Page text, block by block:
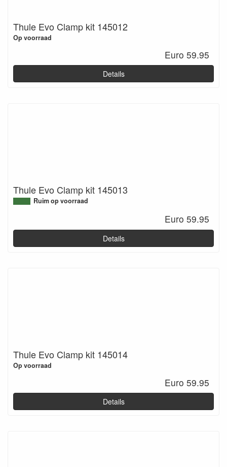
Thule Evo Clamp kit 145012
Op voorraad
Euro 59.95
Details
Thule Evo Clamp kit 145013
Ruim op voorraad
Euro 59.95
Details
Thule Evo Clamp kit 145014
Op voorraad
Euro 59.95
Details